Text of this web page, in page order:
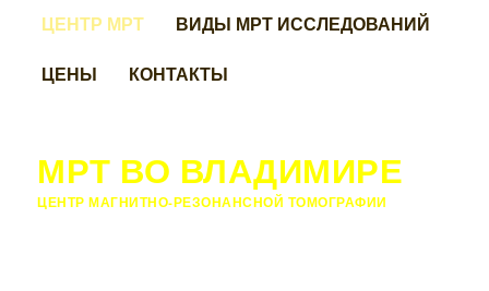
ЦЕНТР МРТ
ВИДЫ МРТ ИССЛЕДОВАНИЙ
ЦЕНЫ
КОНТАКТЫ
МРТ ВО ВЛАДИМИРЕ
ЦЕНТР МАГНИТНО-РЕЗОНАНСНОЙ ТОМОГРАФИИ